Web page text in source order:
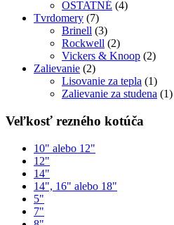
OSTATNÉ (4)
Tvrdomery (7)
Brinell (3)
Rockwell (2)
Vickers & Knoop (2)
Zalievanie (2)
Lisovanie za tepla (1)
Zalievanie za studena (1)
Veľkosť rezného kotúča
10" alebo 12"
12"
14"
14", 16" alebo 18"
5"
7"